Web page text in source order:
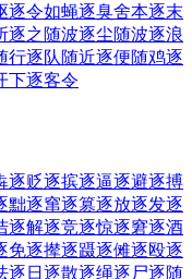
逐令如蝇逐臭舍本逐末
逐之 随波逐尘随波逐浪
行逐队 随近逐便随鸡逐
下逐客令
逐贬逐摈逐逼逐避逐搏
黜逐窜逐篡逐放逐发逐
逐解逐竞逐惊逐窘逐酒
免逐撵逐蹑逐傩逐殴逐
逐 日逐散逐绳逐尸逐随